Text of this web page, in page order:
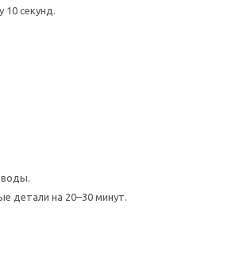
10 секунд.
воды.
детали на 20–30 минут.